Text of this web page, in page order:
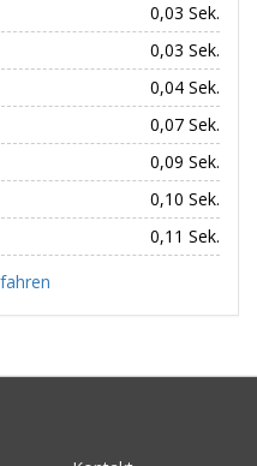
0,03 Sek.
0,03 Sek.
0,04 Sek.
0,07 Sek.
0,09 Sek.
0,10 Sek.
0,11 Sek.